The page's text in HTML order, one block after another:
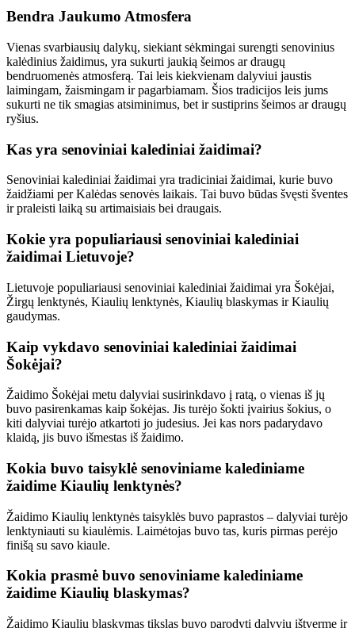
Bendra Jaukumo Atmosfera
Vienas svarbiausių dalykų, siekiant sėkmingai surengti senovinius
kalėdinius žaidimus, yra sukurti jaukią šeimos ar draugų
bendruomenės atmosferą. Tai leis kiekvienam dalyviui jaustis
laimingam, žaismingam ir pagarbiamam. Šios tradicijos leis jums
sukurti ne tik smagias atsiminimus, bet ir sustiprins šeimos ar draugų
ryšius.
Kas yra senoviniai kalediniai žaidimai?
Senoviniai kalediniai žaidimai yra tradiciniai žaidimai, kurie buvo
žaidžiami per Kalėdas senovės laikais. Tai buvo būdas švęsti šventes
ir praleisti laiką su artimaisiais bei draugais.
Kokie yra populiariausi senoviniai kalediniai
žaidimai Lietuvoje?
Lietuvoje populiariausi senoviniai kalediniai žaidimai yra Šokėjai,
Žirgų lenktynės, Kiaulių lenktynės, Kiaulių blaskymas ir Kiaulių
gaudymas.
Kaip vykdavo senoviniai kalediniai žaidimai
Šokėjai?
Žaidimo Šokėjai metu dalyviai susirinkdavo į ratą, o vienas iš jų
buvo pasirenkamas kaip šokėjas. Jis turėjo šokti įvairius šokius, o
kiti dalyviai turėjo atkartoti jo judesius. Jei kas nors padarydavo
klaidą, jis buvo išmestas iš žaidimo.
Kokia buvo taisyklė senoviniame kalediniame
žaidime Kiaulių lenktynės?
Žaidimo Kiaulių lenktynės taisyklės buvo paprastos – dalyviai turėjo
lenktyniauti su kiaulėmis. Laimėtojas buvo tas, kuris pirmas perėjo
finišą su savo kiaule.
Kokia prasmė buvo senoviniame kalediniame
žaidime Kiaulių blaskymas?
Žaidimo Kiaulių blaskymas tikslas buvo parodyti dalyvių ištvermę ir